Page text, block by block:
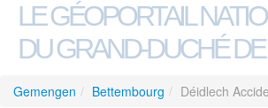
LE GÉOPORTAIL
DU GRAND-DUCHÉ
Gemengen / Bettembourg / Déidlech